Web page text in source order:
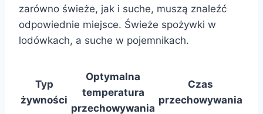
zarówno świeże, jak i suche, muszą znaleźć
odpowiednie miejsce. Świeże spożywki w
lodówkach, a suche w pojemnikach.
Typ
żywności
Optymalna
temperatura
przechowywania
Czas
przechowywania